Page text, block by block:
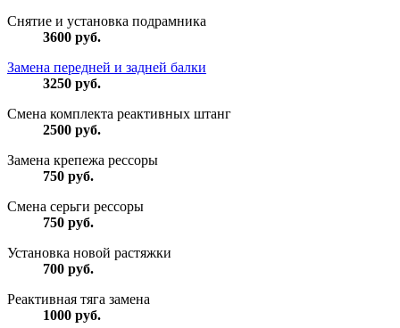
Снятие и установка подрамника
3600 руб.
Замена передней и задней балки
3250 руб.
Смена комплекта реактивных штанг
2500 руб.
Замена крепежа рессоры
750 руб.
Смена серьги рессоры
750 руб.
Установка новой растяжки
700 руб.
Реактивная тяга замена
1000 руб.